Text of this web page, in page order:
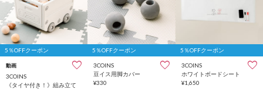
5％OFFクーポン
動画
3COINS
《タイヤ付き！》組み立て
5％OFFクーポン
3COINS
豆イス用脚カバー
¥330
5％OFFクーポン
3COINS
ホワイトボードシート
¥1,650